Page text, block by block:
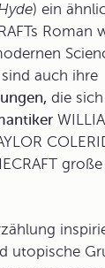
) ein
Roman
auch ihre
die
utopische